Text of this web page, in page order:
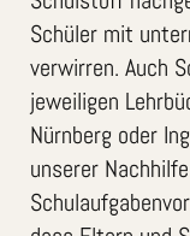
Schüler mit
verwirren. Auch
jeweiligen
Nürnberg oder
unserer